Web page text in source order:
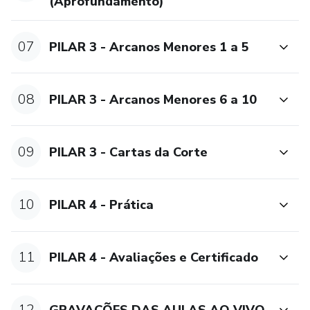
cartas pela primeira vez ou, ainda, aprimorando a sua
ensinar sobre leituras e perguntas ao Tarô
07 PILAR 3 - Arcanos Menores 1 a 5
08 PILAR 3 - Arcanos Menores 6 a 10
09 PILAR 3 - Cartas da Corte
10 PILAR 4 - Prática
11 PILAR 4 - Avaliações e Certificado